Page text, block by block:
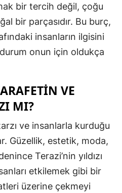
Mersin
İstanbul
İzmir
Kırklareli
Kırşehir
bir tercih değil, çoğu
bir parçasıdır. Bu burç,
insanların ilgisini
onun için oldukça
VE
MI?
ve insanlarla kurduğu
Güzellik, estetik, moda,
Terazi’nin yıldızı
etkilemek gibi bir
üzerine çekmeyi